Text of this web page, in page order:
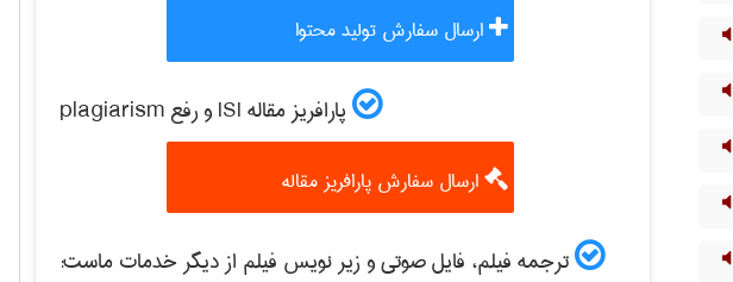
ارسال سفارش تولید محتوا
پارافریز مقاله ISI و رفع plagiarism
ارسال سفارش پارافریز مقاله
ترجمه فیلم، فایل صوتی و زیر نویس فیلم از دیگر خدمات ماست: